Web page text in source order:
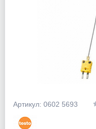
Артикул: 0602 5693